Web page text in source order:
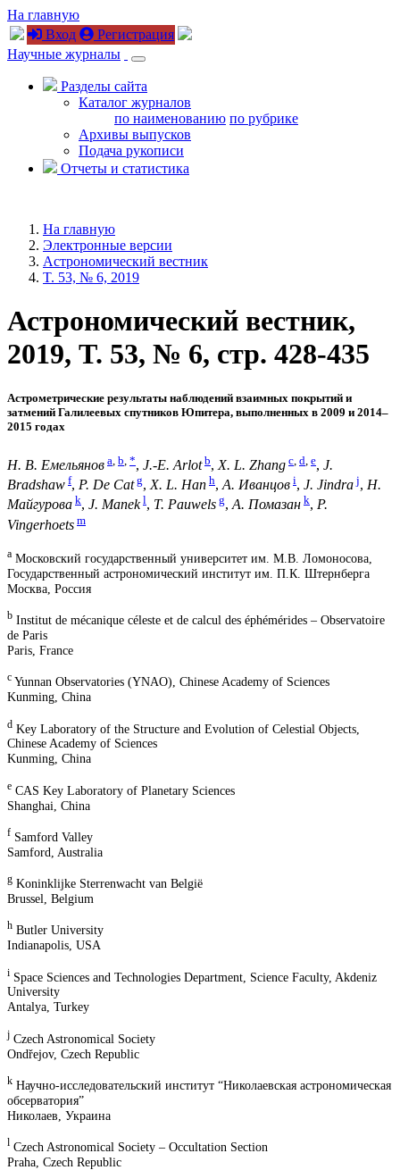
На главную
Вход
Регистрация
Научные журналы
Разделы сайта
Каталог журналов
по наименованию по рубрике
Архивы выпусков
Подача рукописи
Отчеты и статистика
На главную
Электронные версии
Астрономический вестник
T. 53, № 6, 2019
Астрономический вестник,
2019, T. 53, № 6, стр. 428-435
Астрометрические результаты наблюдений взаимных покрытий и
затмений Галилеевых спутников Юпитера, выполненных в 2009 и 2014–
2015 годах
Н. В. Емельянов a b *, J.-E. Arlot b, X. L. Zhang c d e, J.
Bradshaw f, P. De Cat g,X. L. Han h,А. Иванцов i, J. Jindra j, Н.
Майгурова k, J. Manek l, T. Pauwels g,А. Помазан k, P.
Vingerhoets m
a Московский государственный университет им. М.В. Ломоносова,
Государственный астрономический институт им. П.К. Штернберга
Москва, Россия
b Institut de mécanique céleste et de calcul des éphémérides – Observatoire
de Paris
Paris, France
c Yunnan Observatories (YNAO), Chinese Academy of Sciences
Kunming, China
d Key Laboratory of the Structure and Evolution of Celestial Objects,
Chinese Academy of Sciences
Kunming, China
e CAS Key Laboratory of Planetary Sciences
Shanghai, China
f Samford Valley
Samford, Australia
g Koninklijke Sterrenwacht van België
Brussel, Belgium
h Butler University
Indianapolis, USA
i Space Sciences and Technologies Department, Science Faculty, Akdeniz
University
Antalya, Turkey
j Czech Astronomical Society
Ondřejov, Czech Republic
k Научно-исследовательский институт “Николаевская астрономическая
обсерватория”
Николаев, Украина
l Czech Astronomical Society – Occultation Section
Praha, Czech Republic